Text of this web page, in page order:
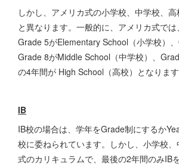
しかし、アメリカ式の小学校、中学校、
と異なります。一般的に、アメリカ式で
Grade 5がElementary School（小学校）
Grade 8がMiddle School（中学校）、
の4年間が High School（高校）となります
IB
IB校の場合は、学年をGrade制にするか
校に委ねられています。しかし、小学校
式のカリキュラムで、最後の2年間のみIB